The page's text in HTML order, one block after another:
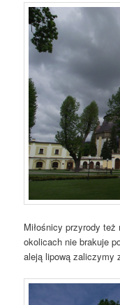
Miłośnicy przyrody
okolicach nie brakuje
aleją lipową zaliczymy